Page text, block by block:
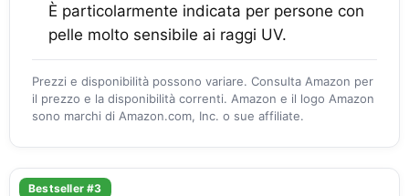
È particolarmente indicata per persone con
pelle molto sensibile ai raggi UV.
Prezzi e disponibilità possono variare. Consulta Amazon per
il prezzo e la disponibilità correnti. Amazon e il logo Amazon
sono marchi di Amazon.com, Inc. o sue affiliate.
Bestseller #3